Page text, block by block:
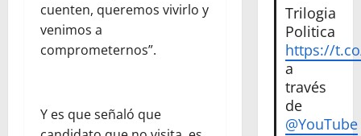
cuenten, queremos vivirlo y
venimos a
comprometernos”.
Y es que señaló que
Trilogia
Politica
https://
a
través
de
@YouTube